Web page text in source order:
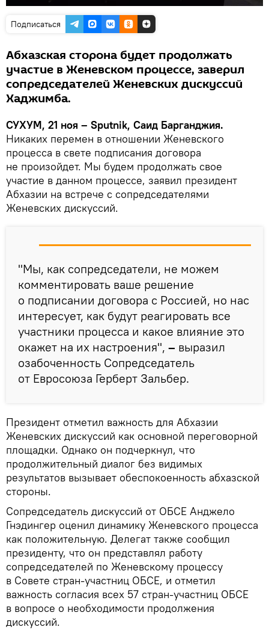
Подписаться
Абхазская сторона будет продолжать
участие в Женевском процессе, заверил
сопредседателей Женевских дискуссий
Хаджимба.
СУХУМ, 21 ноя – Sputnik, Саид Барганджия.
Никаких перемен в отношении Женевского
процесса в свете подписания договора
не произойдет. Мы будем продолжать свое
участие в данном процессе, заявил президент
Абхазии на встрече с сопредседателями
Женевских дискуссий.
"Мы, как сопредседатели, не можем
комментировать ваше решение
о подписании договора с Россией, но нас
интересует, как будут реагировать все
участники процесса и какое влияние это
окажет на их настроения", – выразил
озабоченность Сопредседатель
от Евросоюза Герберт Зальбер.
Президент отметил важность для Абхазии
Женевских дискуссий как основной переговорной
площадки. Однако он подчеркнул, что
продолжительный диалог без видимых
результатов вызывает обеспокоенность абхазской
стороны.
Сопредседатель дискуссий от ОБСЕ Анджело
Гнэдингер оценил динамику Женевского процесса
как положительную. Делегат также сообщил
президенту, что он представлял работу
сопредседателей по Женевскому процессу
в Совете стран-участниц ОБСЕ, и отметил
важность согласия всех 57 стран-участниц ОБСЕ
в вопросе о необходимости продолжения
дискуссий.